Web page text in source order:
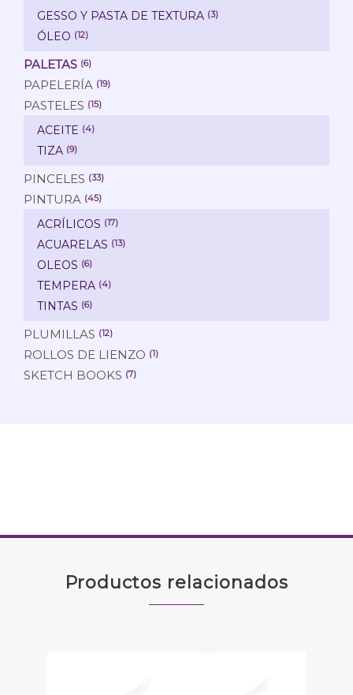
GESSO Y PASTA DE TEXTURA (3)
ÓLEO (12)
PALETAS (6)
PAPELERÍA (19)
PASTELES (15)
ACEITE (4)
TIZA (9)
PINCELES (33)
PINTURA (45)
ACRÍLICOS (17)
ACUARELAS (13)
OLEOS (6)
TEMPERA (4)
TINTAS (6)
PLUMILLAS (12)
ROLLOS DE LIENZO (1)
SKETCH BOOKS (7)
Productos relacionados